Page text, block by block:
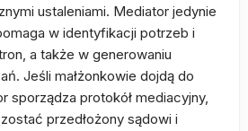
ustaleniami. Mediator jedynie
w identyfikacji potrzeb i
a także w generowaniu
Jeśli małżonkowie dojdą do
sporządza protokół mediacyjny,
przedłożony sądowi i